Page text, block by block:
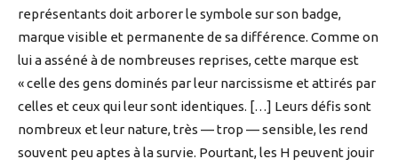
représentants doit arborer le symbole sur son badge,
marque visible et permanente de sa différence. Comme on
lui a asséné à de nombreuses reprises, cette marque est
« celle des gens dominés par leur narcissisme et attirés par
celles et ceux qui leur sont identiques. […] Leurs défis sont
nombreux et leur nature, très — trop — sensible, les rend
souvent peu aptes à la survie. Pourtant, les H peuvent jouir